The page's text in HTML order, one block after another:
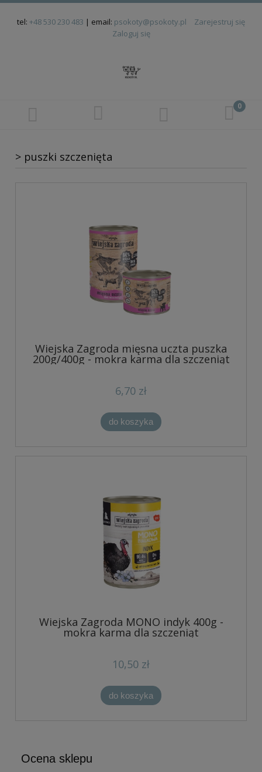
tel: +48 530 230 483 | email: psokoty@psokoty.pl
Zarejestruj się
Zaloguj się
> puszki szczenięta
Wiejska Zagroda mięsna uczta puszka
200g/400g - mokra karma dla szczeniąt
6,70 zł
do koszyka
Wiejska Zagroda MONO indyk 400g -
mokra karma dla szczeniąt
10,50 zł
do koszyka
Ocena sklepu